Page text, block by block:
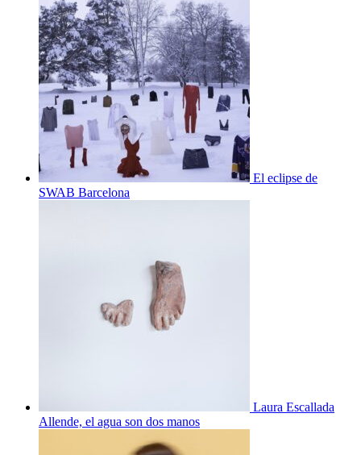
El eclipse de
SWAB Barcelona
Laura Escallada
Allende, el agua son dos manos